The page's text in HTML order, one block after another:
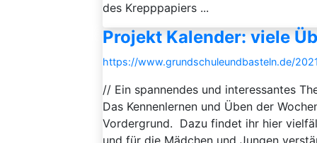
des Krepppapiers ...
Projekt Kalender: viele
https://www.grundschuleundbasteln.de/
// Ein spannendes und interessantes
Das Kennenlernen und Üben der
Vordergrund. Dazu findet ihr hier
und für die Mädchen und Jungen